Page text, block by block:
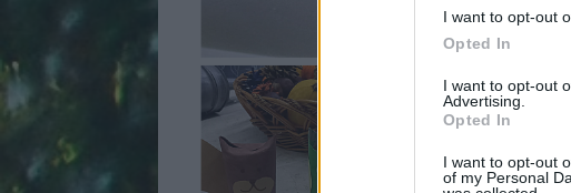
I want to opt-out
Opted In
I want to opt-out
Advertising.
Opted In
I want to opt-out
of my Personal